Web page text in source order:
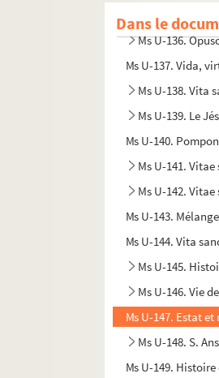
Dans leMs U-135.
Ms U-136.
Ms U-137. Vida,
Ms U-138. Vita
Ms U-139. Le
Ms U-140.
Ms U-141.
Ms U-142.
Ms U-143.
Ms U-144. Vita
Ms U-145.
Ms U-146. Vie
Ms U-147. Estat
Ms U-148. S.
Ms U-149.